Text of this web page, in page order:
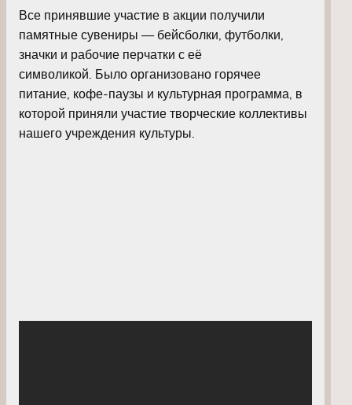
Все принявшие участие в акции получили
памятные сувениры — бейсболки, футболки,
значки и рабочие перчатки с её
символикой. Было организовано горячее
питание, кофе-паузы и культурная программа, в
которой приняли участие творческие коллективы
нашего учреждения культуры.